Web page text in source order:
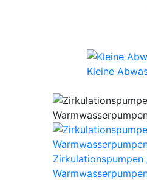
Kleine
Zirkulationspumpen